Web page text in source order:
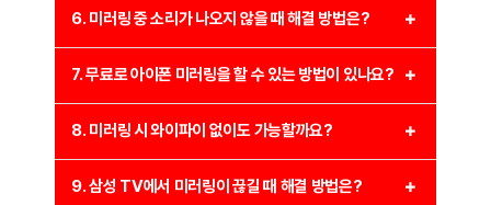
원활한 연결이 가능합니다.
으며, 보안 강화를 위해 비밀번호를 설정할 수도 있습니
다.
AirPlay 또는 타사 미러링 앱의 버전이 최신인지 확인하
삼성 TV가 AirPlay 2를 지원하는 모델인지 확인합니다.
(2018년 이후 출시된 일부 모델만 지원)
TV의 소프트웨어가 최신 버전인지 설정 → 소프트웨어
HDMI 어댑터를 사용하면 보다 안정적으로 미러링이
애플 정품 Lightning to HDMI 어댑터를 준비합니다.
케이블을 TV의 HDMI 입력 포트에 연결합니다.
TV 입력 소스를 HDMI로 변경하면 아이폰 화면이 삼성
6. 미러링 중 소리가 나오지 않을 때 해결 방법은?
소리가 나오지 않는 문제는 설정에서 쉽게 해결할 수
아이폰에서 음량이 0으로 설정되지 않았는지 확인하세
요.
삼성 TV에서 오디오 출력이 TV 스피커로 설정되어 있는
7. 무료로 아이폰 미러링을 할 수 있는 방법이 있나요?
일부 무료 앱을 이용하면 AirPlay 없이도 미러링이
LetsView, ApowerMirror, Replica 등 무료 앱을 사
8. 미러링 시 와이파이 없이도 가능할까요?
Wi-Fi 없이 미러링하는 방법도 있습니다.
9. 삼성 TV에서 미러링이 끊길 때 해결 방법은?